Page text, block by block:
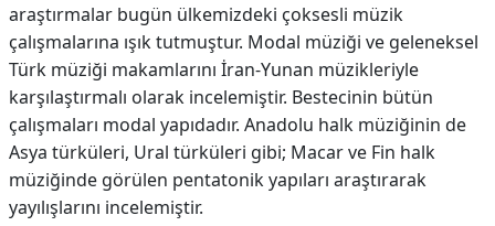
araştırmalar bugün ülkemizdeki çoksesli müzik
çalışmalarına ışık tutmuştur. Modal müziği ve geleneksel
Türk müziği makamlarını İran-Yunan müzikleriyle
karşılaştırmalı olarak incelemiştir. Bestecinin bütün
çalışmaları modal yapıdadır. Anadolu halk müziğinin de
Asya türküleri, Ural türküleri gibi; Macar ve Fin halk
müziğinde görülen pentatonik yapıları araştırarak
yayılışlarını incelemiştir.